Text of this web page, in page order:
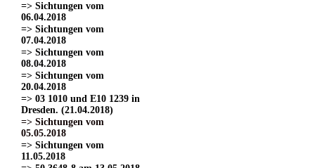
=> Sichtungen vom
06.04.2018
=> Sichtungen vom
07.04.2018
=> Sichtungen vom
08.04.2018
=> Sichtungen vom
20.04.2018
=> 03 1010 und E10 1239 in
Dresden. (21.04.2018)
=> Sichtungen vom
05.05.2018
=> Sichtungen vom
11.05.2018